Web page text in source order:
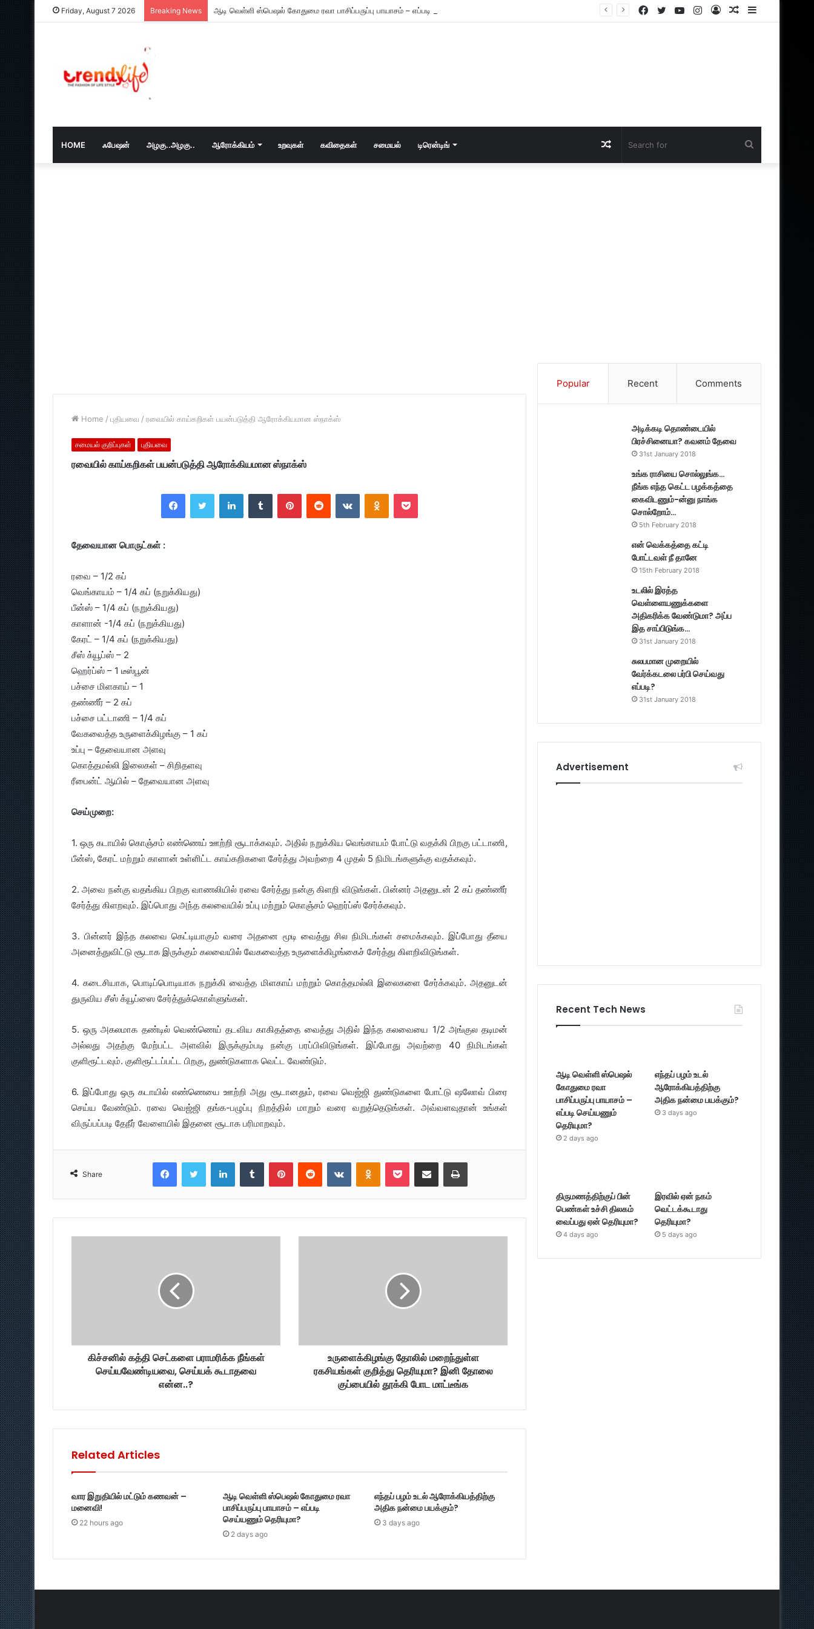
Friday, August 7 2026 Breaking News ஆடி வெள்ளி ஸ்பெஷல் கோதுமை ரவா பாசிப்பருப்பு பாயாசம் – எப்படி செய்யணும் தெரியுமா? Sidebar
Random
Log
Instagram
YouTube
Twitter
Facebook
HOME ஃபேஷன் அழகு..அழகு.. ஆரோக்கியம் உறவுகள் கவிதைகள் சமையல் டிரென்டிங் Random
Home / புதியவை / ரவையில் காய்கறிகள் பயன்படுத்தி ஆரோக்கியமான ஸ்நாக்ஸ்
சமையல் குறிப்புகள் புதியவை
ரவையில் காய்கறிகள் பயன்படுத்தி ஆரோக்கியமான ஸ்நாக்ஸ்
FacebookTwitter LinkedInTumblr PinterestReddit VKontakteOdnoklassniki
Pocket
தேவையான பொருட்கள் :
ரவை – 1/2 கப்
வெங்காயம் – 1/4 கப் (நறுக்கியது)
பீன்ஸ் – 1/4 கப் (நறுக்கியது)
காளான் -1/4 கப் (நறுக்கியது)
கேரட் – 1/4 கப் (நறுக்கியது)
சீஸ் க்யூப்ஸ் – 2
ஹெர்ப்ஸ் – 1 டீஸ்பூன்
பச்சை மிளகாய் – 1
தண்ணீர் – 2 கப்
பச்சை பட்டாணி – 1/4 கப்
வேகவைத்த உருளைக்கிழங்கு – 1 கப்
உப்பு – தேவையான அளவு
கொத்தமல்லி இலைகள் – சிறிதளவு
ரீபைன்ட் ஆயில் – தேவையான அளவு
செய்முறை:
1. ஒரு கடாயில் கொஞ்சம் எண்ணெய் ஊற்றி சூடாக்கவும். அதில் நறுக்கிய வெங்காயம் போட்டு வதக்கி பிறகு பட்டாணி,
பீன்ஸ், கேரட் மற்றும் காளான் உள்ளிட்ட காய்கறிகளை சேர்த்து அவற்றை 4 முதல் 5 நிமிடங்களுக்கு வதக்கவும்.
2. அவை நன்கு வதங்கிய பிறகு வாணலியில் ரவை சேர்த்து நன்கு கிளறி விடுங்கள். பின்னர் அதனுடன் 2 கப் தண்ணீர்
சேர்த்து கிளறவும். இப்பொது அந்த கலவையில் உப்பு மற்றும் கொஞ்சம் ஹெர்ப்ஸ் சேர்க்கவும்.
3. பின்னர் இந்த கலவை கெட்டியாகும் வரை அதனை மூடி வைத்து சில நிமிடங்கள் சமைக்கவும். இப்போது தீயை
அனைத்துவிட்டு சூடாக இருக்கும் கலவையில் வேகவைத்த உருளைக்கிழங்கைச் சேர்த்து கிளறிவிடுங்கள்.
4. கடைசியாக, பொடிப்பொடியாக நறுக்கி வைத்த மிளகாய் மற்றும் கொத்தமல்லி இலைகளை சேர்க்கவும். அதனுடன்
துருவிய சீஸ் க்யூப்ஸை சேர்த்துக்கொள்ளுங்கள்.
5. ஒரு அகலமாக தண்டில் வெண்ணெய் தடவிய காகிதத்தை வைத்து அதில் இந்த கலவையை 1/2 அங்குல தடிமன்
அல்லது அதற்கு மேற்பட்ட அளவில் இருக்கும்படி நன்கு பரப்பிவிடுங்கள். இப்போது அவற்றை 40 நிமிடங்கள்
குளிரூட்டவும். குளிரூட்டப்பட்ட பிறகு, துண்டுகளாக வெட்ட வேண்டும்.
6. இப்போது ஒரு கடாயில் எண்ணெயை ஊற்றி அது சூடானதும், ரவை வெஜ்ஜி துண்டுகளை போட்டு ஷலோவ் பிரை
செய்ய வேண்டும். ரவை வெஜ்ஜி தங்க-பழுப்பு நிறத்தில் மாறும் வரை வறுத்தெடுங்கள். அவ்வளவுதான் உங்கள்
விருப்பப்படி தேநீர் வேளையில் இதனை சூடாக பரிமாறவும்.
Share
FacebookTwitter LinkedInTumblr PinterestReddit VKontakteOdnoklassniki
Pocket Share via Email Print
கிச்சனில் கத்தி செட்களை பராமரிக்க நீங்கள்
செய்யவேண்டியவை, செய்யக் கூடாதவை
என்ன..?
உருளைக்கிழங்கு தோலில் மறைந்துள்ள
ரகசியங்கள் குறித்து தெரியுமா? இனி தோலை
குப்பையில் தூக்கி போட மாட்டீங்க
Related Articles
வார இறுதியில் மட்டும் கணவன் –
மனைவி!
22 hours ago
ஆடி வெள்ளி ஸ்பெஷல் கோதுமை ரவா
பாசிப்பருப்பு பாயாசம் – எப்படி
செய்யணும் தெரியுமா?
2 days ago
எந்தப் பழம் உடல் ஆரோக்கியத்திற்கு
அதிக நன்மை பயக்கும்?
3 days ago
Popular Recent Comments
அடிக்கடி தொண்டையில்
பிரச்சினையா? கவனம் தேவை
31st January 2018
உங்க ராசியை சொல்லுங்க…
நீங்க எந்த கெட்ட பழக்கத்தை
கைவிடணும்-ன்னு நாங்க
சொல்றோம்…
5th February 2018
என் வெக்கத்தை கட்டி
போட்டவள் நீ தானே
15th February 2018
உடலில் இரத்த
வெள்ளையணுக்களை
அதிகரிக்க வேண்டுமா? அப்ப
இத சாப்பிடுங்க…
31st January 2018
சுலபமான முறையில்
வேர்க்கடலை பர்பி செய்வது
எப்படி?
31st January 2018
Advertisement
Recent Tech News
ஆடி வெள்ளி ஸ்பெஷல்
கோதுமை ரவா
பாசிப்பருப்பு பாயாசம் –
எப்படி செய்யணும்
தெரியுமா?
2 days ago
எந்தப் பழம் உடல்
ஆரோக்கியத்திற்கு
அதிக நன்மை பயக்கும்?
3 days ago
திருமணத்திற்குப் பின்
பெண்கள் உச்சி திலகம்
வைப்பது ஏன் தெரியுமா?
4 days ago
இரவில் ஏன் நகம்
வெட்டக்கூடாது
தெரியுமா?
5 days ago